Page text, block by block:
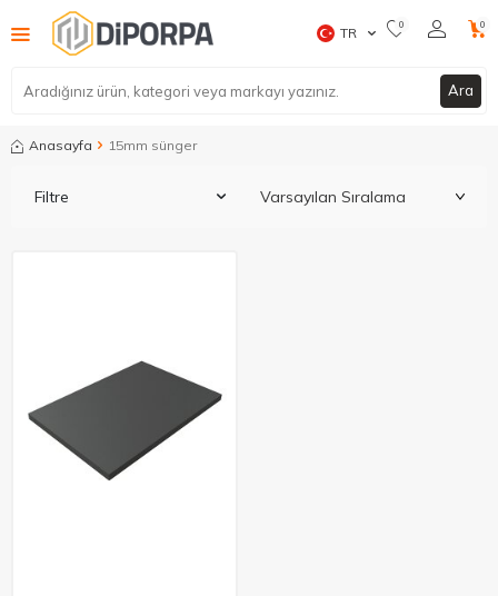
Ara
TR 0 0
Anasayfa 15mm sünger
Filtre